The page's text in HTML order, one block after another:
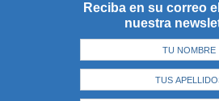
Reciba en su correo
nuestra